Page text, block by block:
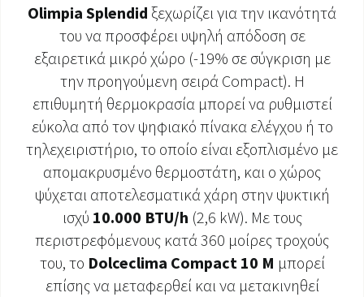
Olimpia Splendid ξεχωρίζει για την ικανότητά
του να προσφέρει υψηλή απόδοση σε
εξαιρετικά μικρό χώρο (-19% σε σύγκριση με
την προηγούμενη σειρά Compact). Η
επιθυμητή θερμοκρασία μπορεί να ρυθμιστεί
εύκολα από τον ψηφιακό πίνακα ελέγχου ή το
τηλεχειριστήριο, το οποίο είναι εξοπλισμένο με
απομακρυσμένο θερμοστάτη, και ο χώρος
ψύχεται αποτελεσματικά χάρη στην ψυκτική
ισχύ 10.000 BTU/h (2,6 kW). Με τους
περιστρεφόμενους κατά 360 μοίρες τροχούς
του, το Dolceclima Compact 10 M μπορεί
επίσης να μεταφερθεί και να μετακινηθεί